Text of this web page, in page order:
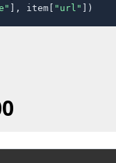
], item[ "url" ])